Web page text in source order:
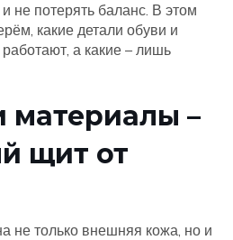
не потерять баланс. В этом
какие детали обуви и
а какие – лишь
–
щит от
не только внешняя кожа, но и